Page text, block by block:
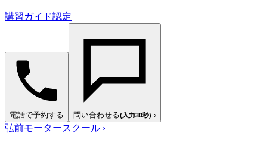
講習ガイド認定
電話で予約する 問い合わせる(入力30秒) ›
弘前モータースクール ›